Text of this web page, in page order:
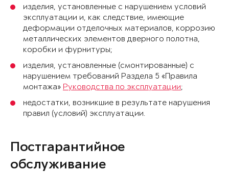
изделия, установленные с нарушением условий
эксплуатации и, как следствие, имеющие
деформации отделочных материалов, коррозию
металлических элементов дверного полотна,
коробки и фурнитуры;
изделия, установленные (смонтированные) с
нарушением требований Раздела 5 «Правила
монтажа» Руководства по эксплуатации;
недостатки, возникшие в результате нарушения
правил (условий) эксплуатации.
Постгарантийное
обслуживание